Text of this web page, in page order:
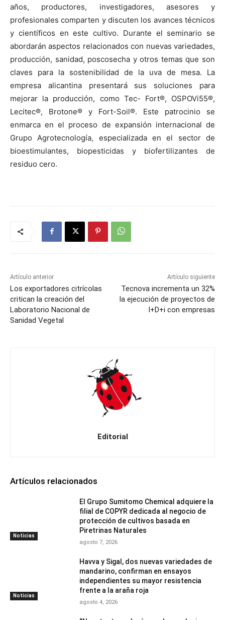
años, productores, investigadores, asesores y
profesionales comparten y discuten los avances técnicos
y científicos en este cultivo. Durante el seminario se
abordarán aspectos relacionados con nuevas variedades,
producción, sanidad, poscosecha y otros temas que son
claves para la sostenibilidad de la uva de mesa. La
empresa alicantina presentará sus soluciones para
mejorar la producción, como Tec- Fort®, OSPOVi55®,
Lecitec®, Brotone® y Fort-Soil®. Este patrocinio se
enmarca en el proceso de expansión internacional de
Grupo Agrotecnología, especializada en el sector de
bioestimulantes, biopesticidas y biofertilizantes de
residuo cero.
Artículo anterior
Los exportadores citrícolas
critican la creación del
Laboratorio Nacional de
Sanidad Vegetal
Artículo siguiente
Tecnova incrementa un 32%
la ejecución de proyectos de
I+D+i con empresas
Editorial
Artículos relacionados
Noticias
El Grupo Sumitomo Chemical adquiere la
filial de COPYR dedicada al negocio de
protección de cultivos basada en
Piretrinas Naturales
agosto 7, 2026
Noticias
Havva y Sigal, dos nuevas variedades de
mandarino, confirman en ensayos
independientes su mayor resistencia
frente a la araña roja
agosto 4, 2026